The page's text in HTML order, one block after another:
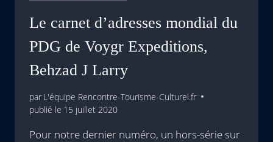
Le carnet d’adresses mondial du
PDG de Voygr Expeditions,
Behzad J Larry
par L'équipe Rencontre-Tourisme-Culturel.fr
publié le 15 juillet 2020
Pour notre dernier numéro, un hors-série sur